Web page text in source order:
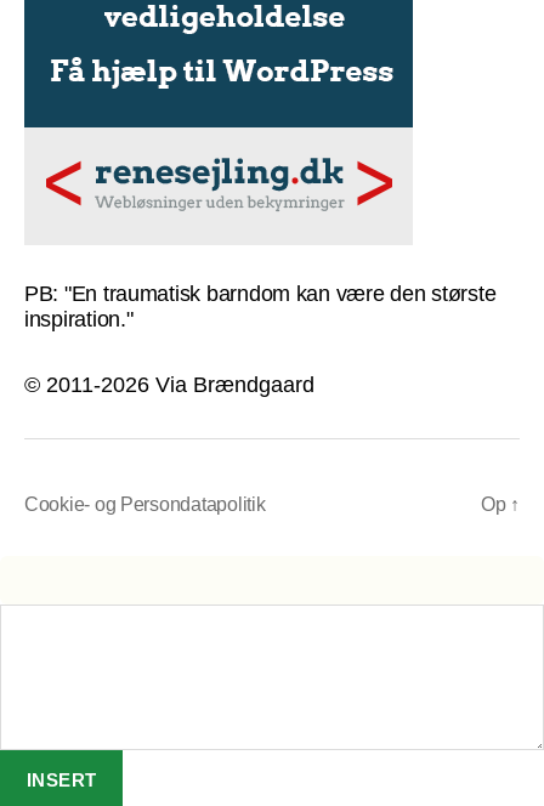
PB: "En traumatisk barndom kan være den største
inspiration."
© 2011-2026 Via Brændgaard
Cookie- og Persondatapolitik Op ↑
INSERT